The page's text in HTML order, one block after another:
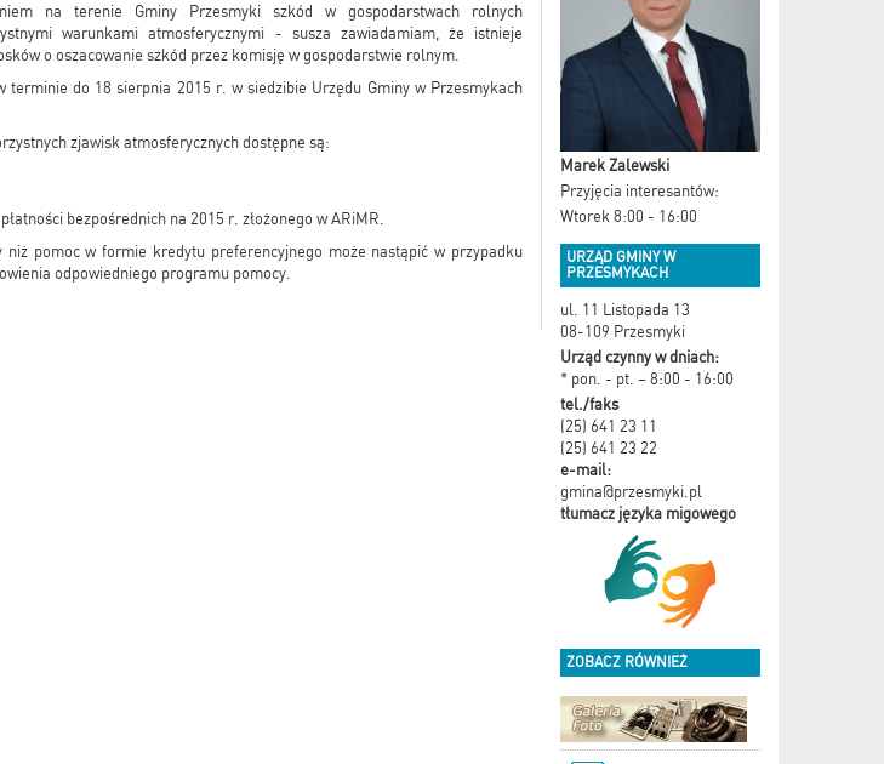
na terenie Gminy Przesmyki szkód w gospodarstwach rolnych
warunkami atmosferycznymi - susza zawiadamiam, że istnieje
o oszacowanie szkód przez komisję w gospodarstwie rolnym.
terminie do 18 sierpnia 2015 r. w siedzibie Urzędu Gminy w Przesmykach
zjawisk atmosferycznych dostępne są:
bezpośrednich na 2015 r. złożonego w ARiMR.
pomoc w formie kredytu preferencyjnego może nastąpić w przypadku
odpowiedniego programu pomocy.
Marek Zalewski
Przyjęcia interesantów:
Wtorek 8:00 - 16:00
URZĄD GMINY W
PRZESMYKACH
ul. 11 Listopada 13
08-109 Przesmyki
Urząd czynny w dniach:
* pon. - pt. – 8:00 - 16:00
tel./faks
(25) 641 23 11
(25) 641 23 22
e-mail:
gmina@przesmyki.pl
tłumacz języka migowego
ZOBACZ RÓWNIEŻ